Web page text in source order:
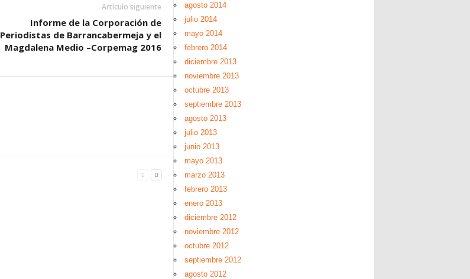
Artículo siguiente
Informe de la Corporación de
Periodistas de Barrancabermeja y el
Magdalena Medio –Corpemag 2016
agosto 2014
julio 2014
mayo 2014
febrero 2014
diciembre 2013
noviembre 2013
octubre 2013
septiembre 2013
agosto 2013
julio 2013
junio 2013
mayo 2013
marzo 2013
febrero 2013
enero 2013
diciembre 2012
noviembre 2012
octubre 2012
septiembre 2012
agosto 2012